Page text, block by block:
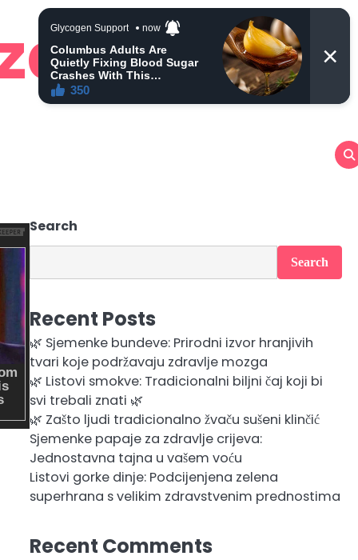
Search
Search
Recent Posts
🌿 Sjemenke bundeve: Prirodni izvor hranjivih
tvari koje podržavaju zdravlje mozga
🌿 Listovi smokve: Tradicionalni biljni čaj koji bi
svi trebali znati 🌿
🌿 Zašto ljudi tradicionalno žvaču sušeni klinčić
Sjemenke papaje za zdravlje crijeva:
Jednostavna tajna u vašem voću
Listovi gorke dinje: Podcijenjena zelena
superhrana s velikim zdravstvenim prednostima
Recent Comments